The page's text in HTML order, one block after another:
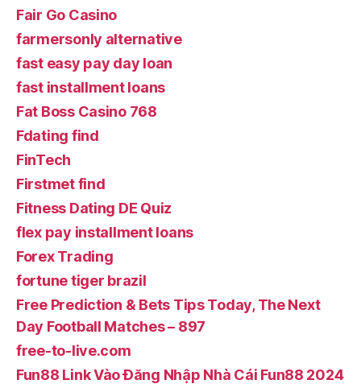
Fair Go Casino
farmersonly alternative
fast easy pay day loan
fast installment loans
Fat Boss Casino 768
Fdating find
FinTech
Firstmet find
Fitness Dating DE Quiz
flex pay installment loans
Forex Trading
fortune tiger brazil
Free Prediction & Bets Tips Today, The Next
Day Football Matches – 897
free-to-live.com
Fun88 Link Vào Đăng Nhập Nhà Cái Fun88 2024